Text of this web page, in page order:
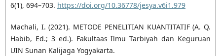
6(1), 694–703. https://doi.org/10.36778/jesya.v6i1.979
Machali, I. (2021). METODE PENELITIAN KUANTITATIF (A. Q.
Habib, Ed.; 3 ed.). Fakultaas Ilmu Tarbiyah dan Keguruan
UIN Sunan Kalijaga Yogyakarta.